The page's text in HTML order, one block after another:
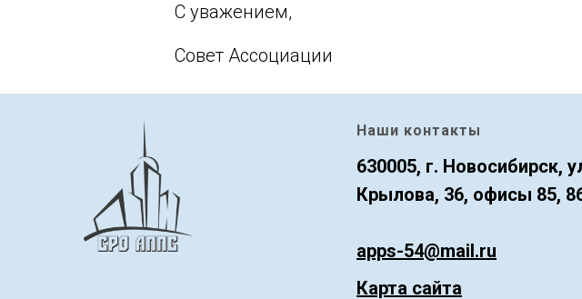
С уважением,
Совет Ассоциации
Наши контакты
630005, г. Новосибирск,
Крылова, 36, офисы 85,
apps-54@mail.ru
Карта сайта